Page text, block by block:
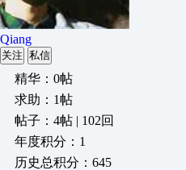
Qiang
关注 私信
精华：0帖
求助：1帖
帖子：4帖 | 102回
年度积分：1
历史总积分：645